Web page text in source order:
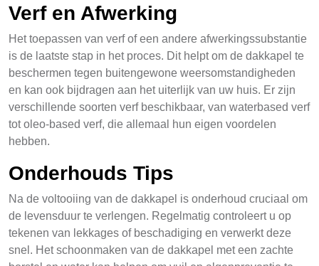
Verf en Afwerking
Het toepassen van verf of een andere afwerkingssubstantie
is de laatste stap in het proces. Dit helpt om de dakkapel te
beschermen tegen buitengewone weersomstandigheden
en kan ook bijdragen aan het uiterlijk van uw huis. Er zijn
verschillende soorten verf beschikbaar, van waterbased verf
tot oleo-based verf, die allemaal hun eigen voordelen
hebben.
Onderhouds Tips
Na de voltooiing van de dakkapel is onderhoud cruciaal om
de levensduur te verlengen. Regelmatig controleert u op
tekenen van lekkages of beschadiging en verwerkt deze
snel. Het schoonmaken van de dakkapel met een zachte